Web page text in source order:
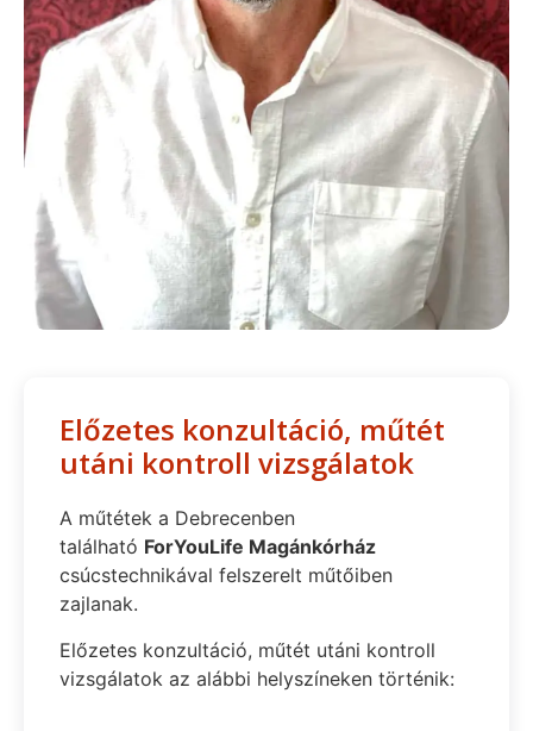
Előzetes konzultáció, műtét
utáni kontroll vizsgálatok
A műtétek a Debrecenben
található ForYouLife Magánkórház
csúcstechnikával felszerelt műtőiben
zajlanak.
Előzetes konzultáció, műtét utáni kontroll
vizsgálatok az alábbi helyszíneken történik: